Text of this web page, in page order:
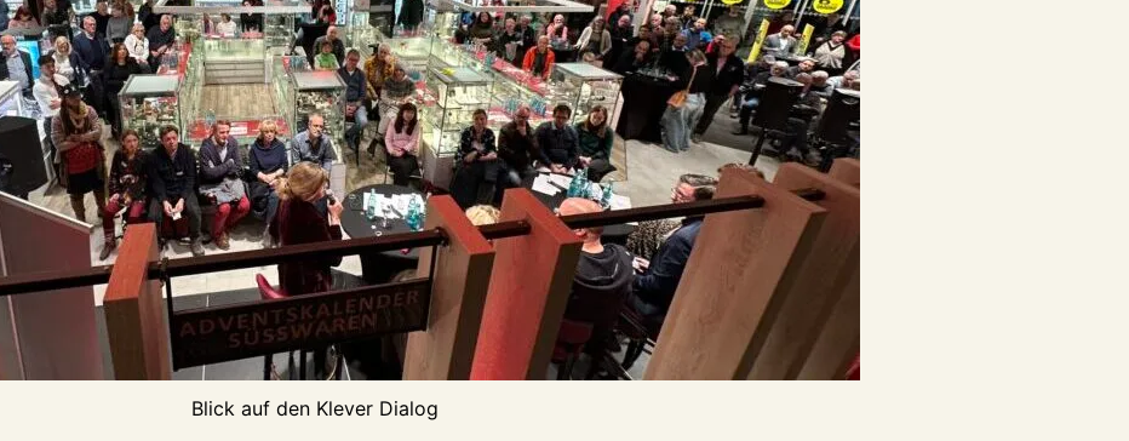
Blick auf den Klever Dialog